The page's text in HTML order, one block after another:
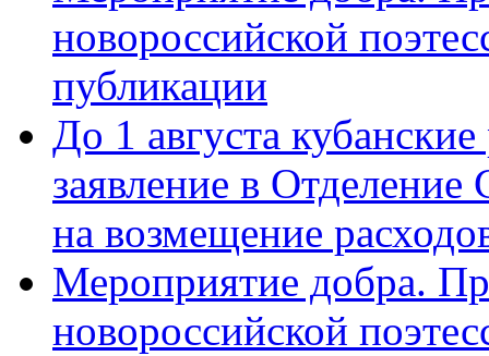
новороссийской
публикации
До 1 августа
заявление в
на возмещение
Мероприятие добра.
новороссийской